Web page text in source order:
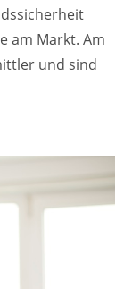
am Markt. Am
und sind